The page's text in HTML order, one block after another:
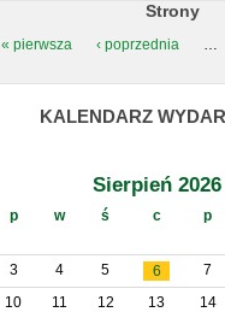
Strony
« pierwsza ‹ poprzednia …
KALENDARZ
Sierpień 2026
p w ś c p
3 4 5 6
7
10
11 12 13
14